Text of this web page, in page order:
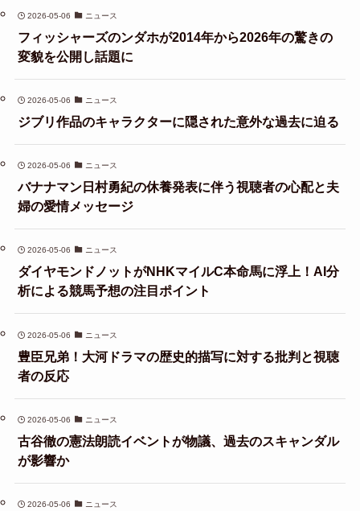
2026-05-06 ニュース
フィッシャーズのンダホが2014年から2026年の驚きの
変貌を公開し話題に
2026-05-06 ニュース
ジブリ作品のキャラクターに隠された意外な過去に迫る
2026-05-06 ニュース
バナナマン日村勇紀の休養発表に伴う視聴者の心配と夫
婦の愛情メッセージ
2026-05-06 ニュース
ダイヤモンドノットがNHKマイルC本命馬に浮上！AI分
析による競馬予想の注目ポイント
2026-05-06 ニュース
豊臣兄弟！大河ドラマの歴史的描写に対する批判と視聴
者の反応
2026-05-06 ニュース
古谷徹の憲法朗読イベントが物議、過去のスキャンダル
が影響か
2026-05-06 ニュース